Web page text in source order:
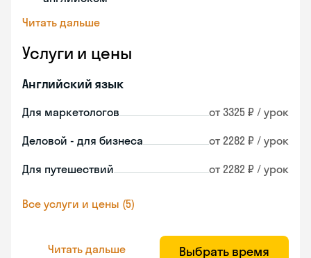
Читать дальше
Услуги и цены
Английский язык
Для маркетологов от 3325 ₽ / урок
Деловой - для бизнеса от 2282 ₽ / урок
Для путешествий от 2282 ₽ / урок
Все услуги и цены (5)
Читать дальше Выбрать время